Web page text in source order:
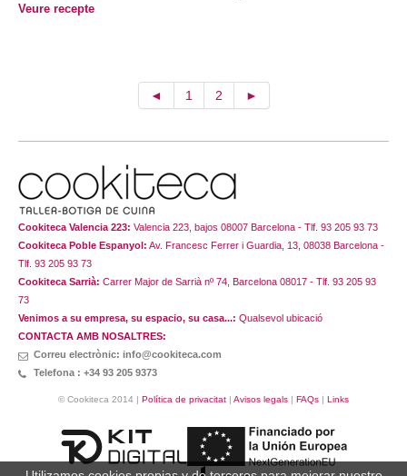
Veure recepte
◄ 1 2 ►
Cookiteca Valencia 223: Valencia 223, bajos 08007 Barcelona - Tlf. 93 205 93 73
Cookiteca Poble Espanyol: Av. Francesc Ferrer i Guardia, 13, 08038 Barcelona -
Tlf. 93 205 93 73
Cookiteca Sarrià: Carrer Major de Sarrià nº 74, Barcelona 08017 - Tlf. 93 205 93
73
Venimos a su empresa, su espacio, su casa...: Qualsevol ubicació
CONTACTA AMB NOSALTRES:
Correu electrònic: info@cookiteca.com
Telefona : +34 93 205 9373
© Cookiteca 2014 | Política de privacitat | Avisos legals | FAQs | Links